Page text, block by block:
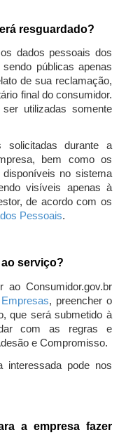
resguardado?
dados pessoais dos
públicas apenas
de sua reclamação,
final do consumidor.
utilizadas somente
solicitadas durante a
bem como os
no sistema
visíveis apenas à
de acordo com os
Pessoais.
serviço?
ao Consumidor.gov.br
, preencher o
que será submetido à
com as regras e
e Compromisso.
interessada pode nos
a empresa fazer